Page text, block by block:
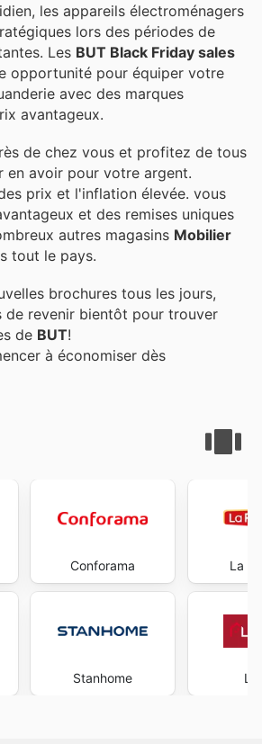
les appareils électroménagers
lors des périodes de
Les BUT Black Friday sales
opportunité pour équiper votre
avec des marques
avantageux.
de chez vous et profitez de tous
en avoir pour votre argent.
prix et l'inflation élevée. vous
et des remises uniques
autres magasins Mobilier
tout le pays.
brochures tous les jours,
de revenir bientôt pour trouver
de BUT!
à économiser dès
Conforama
Stanhome
La